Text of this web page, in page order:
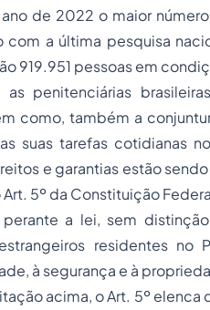
de 2022 o maior
com a última pesquisa
919.951 pessoas em
as penitenciárias
como, também a
suas tarefas cotidianas
e garantias estão
5º da Constituição
perante a lei, sem
residentes
à segurança e à
acima, o Art. 5º